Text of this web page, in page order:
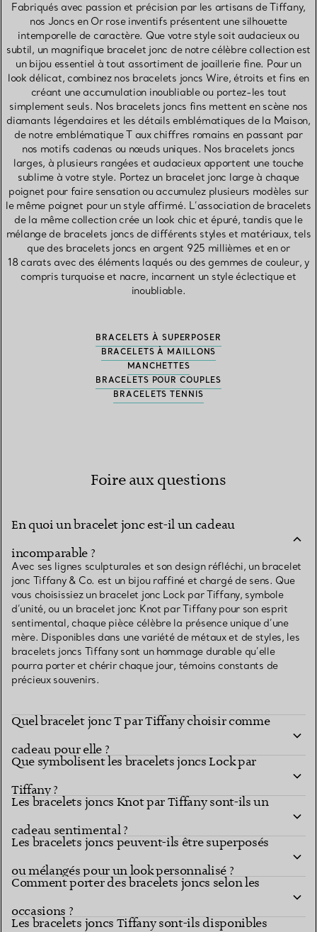
Fabriqués avec passion et précision par les artisans de Tiffany,
nos Joncs en Or rose inventifs présentent une silhouette
intemporelle de caractère. Que votre style soit audacieux ou
subtil, un magnifique bracelet jonc de notre célèbre collection est
un bijou essentiel à tout assortiment de joaillerie fine. Pour un
look délicat, combinez nos bracelets joncs Wire, étroits et fins en
créant une accumulation inoubliable ou portez-les tout
simplement seuls. Nos bracelets joncs fins mettent en scène nos
diamants légendaires et les détails emblématiques de la Maison,
de notre emblématique T aux chiffres romains en passant par
nos motifs cadenas ou nœuds uniques. Nos bracelets joncs
larges, à plusieurs rangées et audacieux apportent une touche
sublime à votre style. Portez un bracelet jonc large à chaque
poignet pour faire sensation ou accumulez plusieurs modèles sur
le même poignet pour un style affirmé. L’association de bracelets
de la même collection crée un look chic et épuré, tandis que le
mélange de bracelets joncs de différents styles et matériaux, tels
que des bracelets joncs en argent 925 millièmes et en or
18 carats avec des éléments laqués ou des gemmes de couleur, y
compris turquoise et nacre, incarnent un style éclectique et
inoubliable.
BRACELETS À SUPERPOSER
BRACELETS À MAILLONS
MANCHETTES
BRACELETS POUR COUPLES
BRACELETS TENNIS
Foire aux questions
En quoi un bracelet jonc est-il un cadeau
incomparable ?
Avec ses lignes sculpturales et son design réfléchi, un bracelet
jonc Tiffany & Co. est un bijou raffiné et chargé de sens. Que
vous choisissiez un bracelet jonc Lock par Tiffany, symbole
d’unité, ou un bracelet jonc Knot par Tiffany pour son esprit
sentimental, chaque pièce célèbre la présence unique d’une
mère. Disponibles dans une variété de métaux et de styles, les
bracelets joncs Tiffany sont un hommage durable qu’elle
pourra porter et chérir chaque jour, témoins constants de
précieux souvenirs.
Quel bracelet jonc T par Tiffany choisir comme
cadeau pour elle ?
Que symbolisent les bracelets joncs Lock par
Tiffany ?
Les bracelets joncs Knot par Tiffany sont-ils un
cadeau sentimental ?
Les bracelets joncs peuvent-ils être superposés
ou mélangés pour un look personnalisé ?
Comment porter des bracelets joncs selon les
occasions ?
Les bracelets joncs Tiffany sont-ils disponibles